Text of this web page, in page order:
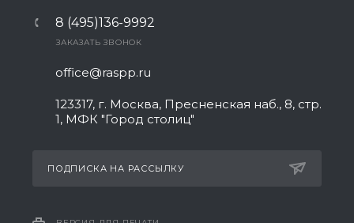
8 (495)136-9992
ЗАКАЗАТЬ ЗВОНОК
office@raspp.ru
123317, г. Москва, Пресненская наб., 8, стр.
1, МФК "Город столиц"
ПОДПИСКА НА РАССЫЛКУ